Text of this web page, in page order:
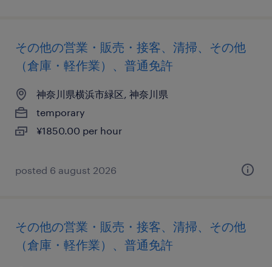
その他の営業・販売・接客、清掃、その他
（倉庫・軽作業）、普通免許
神奈川県横浜市緑区, 神奈川県
temporary
¥1850.00 per hour
posted 6 august 2026
その他の営業・販売・接客、清掃、その他
（倉庫・軽作業）、普通免許